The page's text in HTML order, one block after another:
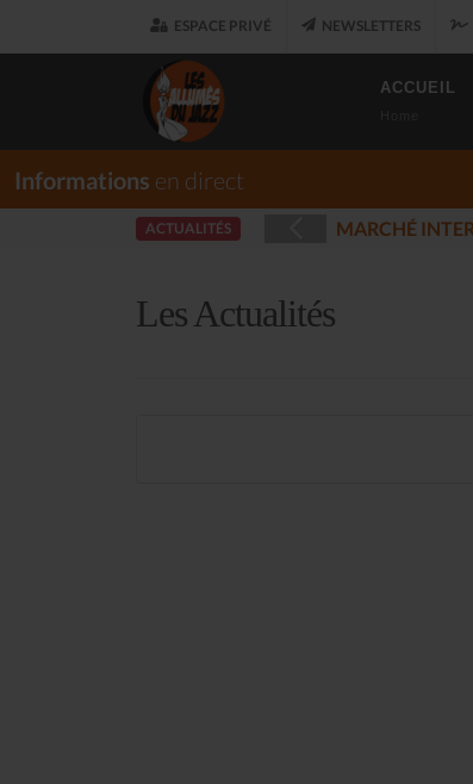
ESPACE PRIVÉ NEWSLETTERS
ACCUEIL
Informations en direct
ACTUALITÉS
- PLOUARET(2025-12-17)
Les Actualités